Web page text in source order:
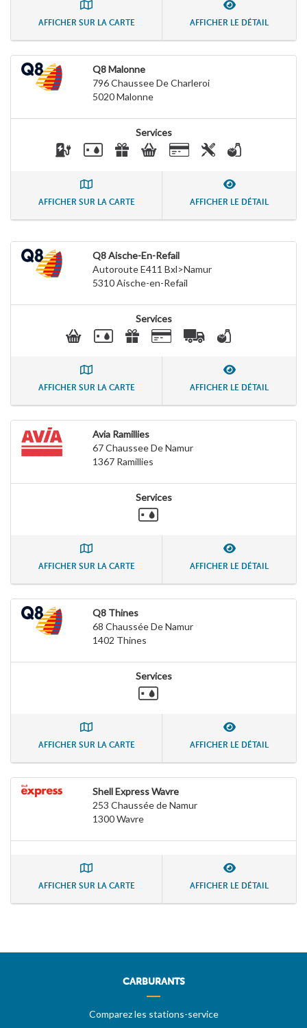
AFFICHER SUR LA CARTE AFFICHER LE DÉTAIL
Q8 Malonne
796 Chaussee De Charleroi
5020Malonne
Services
AFFICHER SUR LA CARTE AFFICHER LE DÉTAIL
Q8 Aische-En-Refail
Autoroute E411 Bxl>Namur
5310Aische-en-Refail
Services
AFFICHER SUR LA CARTE AFFICHER LE DÉTAIL
Avia Ramillies
67 Chaussee De Namur
1367 Ramillies
Services
AFFICHER SUR LA CARTE AFFICHER LE DÉTAIL
Q8 Thines
68 Chaussée De Namur
1402 Thines
Services
AFFICHER SUR LA CARTE AFFICHER LE DÉTAIL
Shell Express Wavre
253 Chaussée de Namur
1300Wavre
AFFICHER SUR LA CARTE AFFICHER LE DÉTAIL
CARBURANTS
Comparez les stations-service